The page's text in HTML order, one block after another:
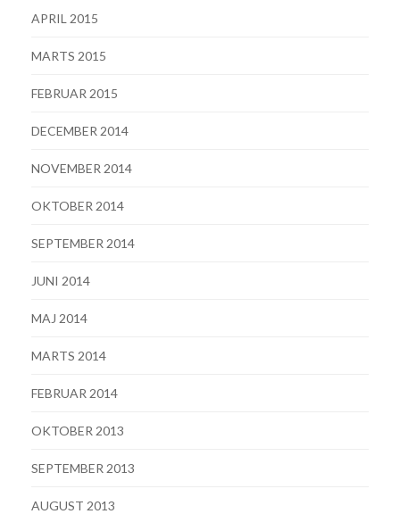
APRIL 2015
MARTS 2015
FEBRUAR 2015
DECEMBER 2014
NOVEMBER 2014
OKTOBER 2014
SEPTEMBER 2014
JUNI 2014
MAJ 2014
MARTS 2014
FEBRUAR 2014
OKTOBER 2013
SEPTEMBER 2013
AUGUST 2013